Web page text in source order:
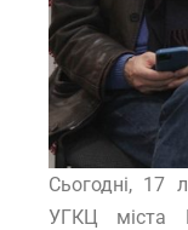
Сьогодні, 17
УГКЦ міста